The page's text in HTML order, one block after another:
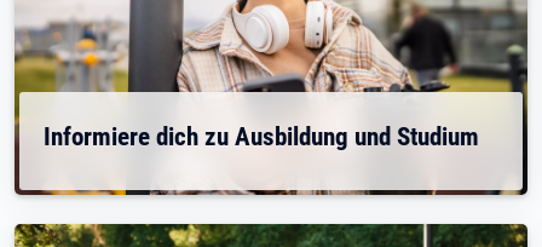
Informiere dich zu Ausbildung und Studium